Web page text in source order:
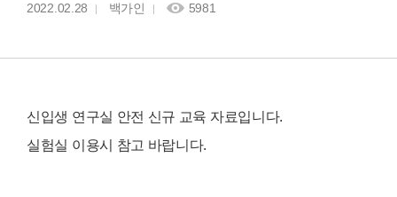
2022.02.28 백가인 5981
신입생 연구실 안전 신규 교육 자료입니다.
실험실 이용시 참고 바랍니다.